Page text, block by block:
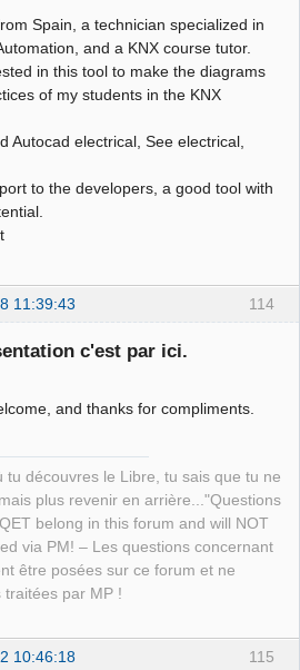
Spain, a technician specialized in
and a KNX course tutor.
in this tool to make the diagrams
of my students in the KNX
Autocad electrical, See electrical,
to the developers, a good tool with
114
11:39:43
c'est par ici.
and thanks for compliments.
tu découvres le Libre, tu sais que tu ne
plus revenir en arrière..."Questions
belong in this forum and will NOT
via PM! – Les questions concernant
être posées sur ce forum et ne
traitées par MP !
115
10:46:18